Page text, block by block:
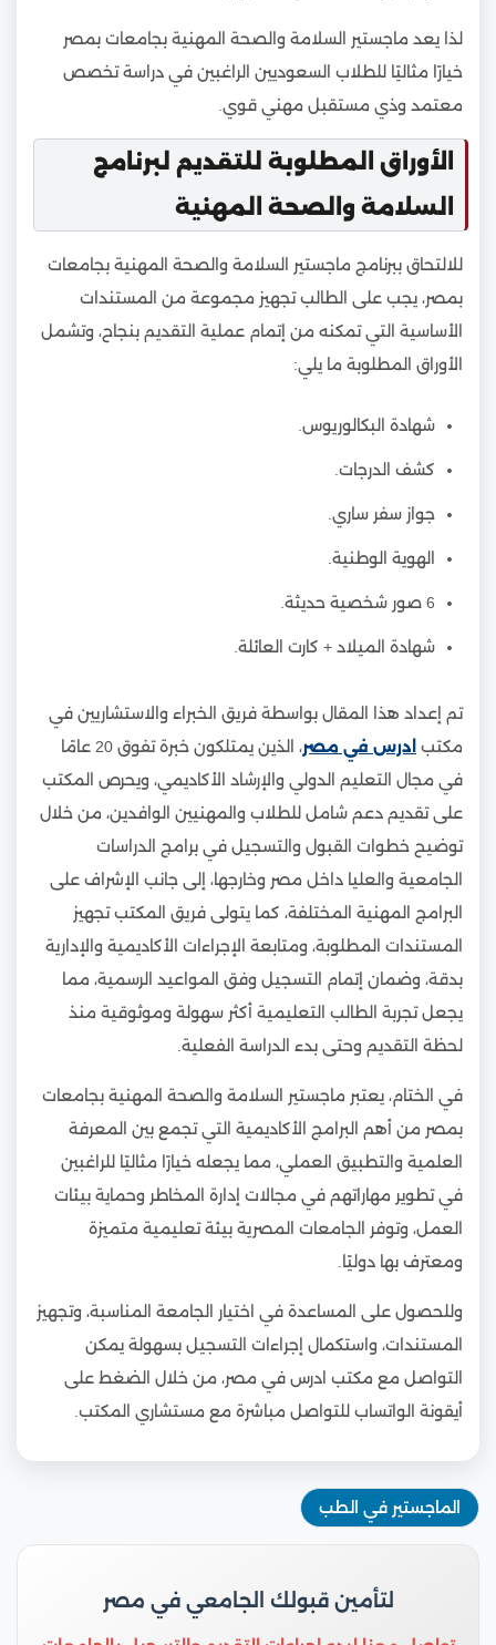
لذا يعد ماجستير السلامة والصحة المهنية بجامعات بمصر
خيارًا مثاليًا للطلاب السعوديين الراغبين في دراسة تخصص
معتمد وذي مستقبل مهني قوي.
الأوراق المطلوبة للتقديم لبرنامج
السلامة والصحة المهنية
للالتحاق ببرنامج ماجستير السلامة والصحة المهنية بجامعات
بمصر، يجب على الطالب تجهيز مجموعة من المستندات
الأساسية التي تمكنه من إتمام عملية التقديم بنجاح، وتشمل
الأوراق المطلوبة ما يلي:
شهادة البكالوريوس.
كشف الدرجات.
جواز سفر ساري.
الهوية الوطنية.
6 صور شخصية حديثة.
شهادة الميلاد + كارت العائلة.
تم إعداد هذا المقال بواسطة فريق الخبراء والاستشاريين في
مكتب ادرس في مصر
، الذين يمتلكون خبرة تفوق 20 عامًا
في مجال التعليم الدولي والإرشاد الأكاديمي، ويحرص المكتب
على تقديم دعم شامل للطلاب والمهنيين الوافدين، من خلال
توضيح خطوات القبول والتسجيل في برامج الدراسات
الجامعية والعليا داخل مصر وخارجها، إلى جانب الإشراف على
البرامج المهنية المختلفة، كما يتولى فريق المكتب تجهيز
المستندات المطلوبة، ومتابعة الإجراءات الأكاديمية والإدارية
بدقة، وضمان إتمام التسجيل وفق المواعيد الرسمية، مما
يجعل تجربة الطالب التعليمية أكثر سهولة وموثوقية منذ
لحظة التقديم وحتى بدء الدراسة الفعلية.
في الختام، يعتبر ماجستير السلامة والصحة المهنية بجامعات
بمصر من أهم البرامج الأكاديمية التي تجمع بين المعرفة
العلمية والتطبيق العملي، مما يجعله خيارًا مثاليًا للراغبين
في تطوير مهاراتهم في مجالات إدارة المخاطر وحماية بيئات
العمل، وتوفر الجامعات المصرية بيئة تعليمية متميزة
ومعترف بها دوليًا.
وللحصول على المساعدة في اختيار الجامعة المناسبة، وتجهيز
المستندات، واستكمال إجراءات التسجيل بسهولة يمكن
التواصل مع مكتب ادرس في مصر، من خلال الضغط على
أيقونة الواتساب للتواصل مباشرة مع مستشاري المكتب.
الماجستير في الطب
لتأمين قبولك الجامعي في مصر